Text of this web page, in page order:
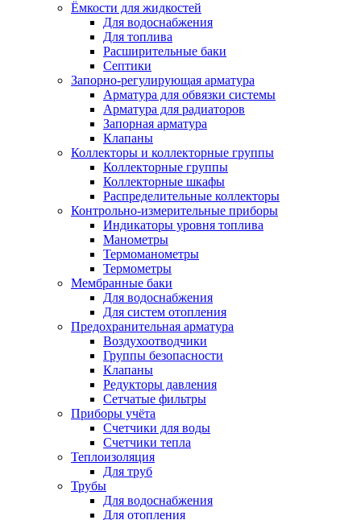
Ёмкости для жидкостей
Для водоснабжения
Для топлива
Расширительные баки
Септики
Запорно-регулирующая арматура
Арматура для обвязки системы
Арматура для радиаторов
Запорная арматура
Клапаны
Коллекторы и коллекторные группы
Коллекторные группы
Коллекторные шкафы
Распределительные коллекторы
Контрольно-измерительные приборы
Индикаторы уровня топлива
Манометры
Термоманометры
Термометры
Мембранные баки
Для водоснабжения
Для систем отопления
Предохранительная арматура
Воздухоотводчики
Группы безопасности
Клапаны
Редукторы давления
Сетчатые фильтры
Приборы учёта
Счетчики для воды
Счетчики тепла
Теплоизоляция
Для труб
Трубы
Для водоснабжения
Для отопления